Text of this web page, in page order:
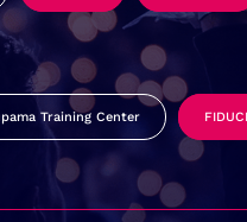
Training Center